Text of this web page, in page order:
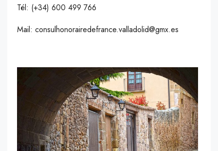
Tél: (+34) 600 499 766
Mail: consulhonorairedefrance.valladolid@gmx.es